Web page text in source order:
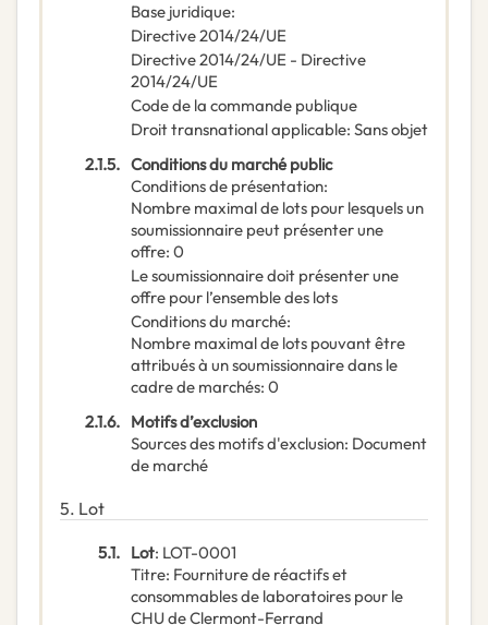
Base juridique:
Directive 2014/24/UE
Directive 2014/24/UE - Directive
2014/24/UE
Code de la commande publique
Droit transnational applicable: Sans objet
2.1.5. Conditions du marché public
Conditions de présentation:
Nombre maximal de lots pour lesquels un
soumissionnaire peut présenter une
offre: 0
Le soumissionnaire doit présenter une
offre pour l’ensemble des lots
Conditions du marché:
Nombre maximal de lots pouvant être
attribués à un soumissionnaire dans le
cadre de marchés: 0
2.1.6. Motifs d’exclusion
Sources des motifs d'exclusion: Document
de marché
5. Lot
5.1. Lot: LOT-0001
Titre: Fourniture de réactifs et
consommables de laboratoires pour le
CHU de Clermont-Ferrand